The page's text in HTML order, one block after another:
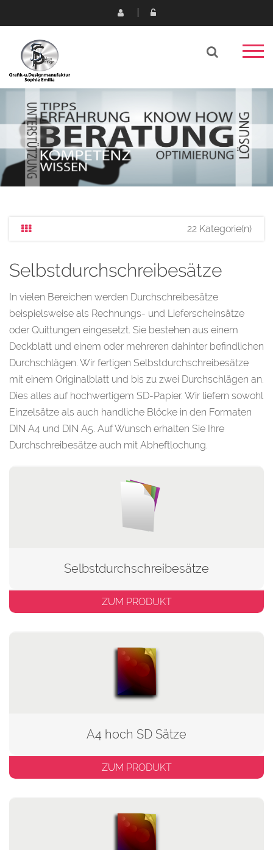
22 Kategorie(n)
Selbstdurchschreibesätze
In vielen Bereichen werden Durchschreibesätze
beispielsweise als Rechnungs- und Lieferscheinsätze
oder Quittungen eingesetzt. Sie bestehen aus einem
Deckblatt und einem oder mehreren dahinter befindlichen
Durchschlägen. Wir fertigen Selbstdurchschreibesätze
mit einem Originalblatt und bis zu zwei Durchschlägen an.
Dies alles auf hochwertigem SD-Papier. Wir liefern sowohl
Einzelsätze als auch handliche Blöcke in den Formaten
DIN A4 und DIN A5. Auf Wunsch erhalten Sie Ihre
Durchschreibesätze auch mit Abheftlochung.
Selbstdurchschreibesätze
ZUM PRODUKT
A4 hoch SD Sätze
ZUM PRODUKT